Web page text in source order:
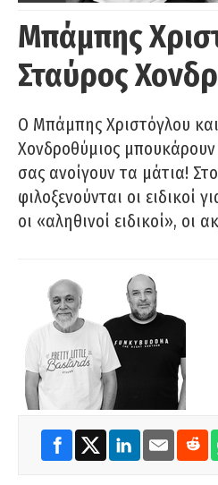
Μπάμπης
Σταύρος
O Μπάμπης Χριστόγλου
Χονδροθύμιος
σας ανοίγουν τα μάτια!
φιλοξενούνται οι ειδικοί
οι «αληθινοί ειδικοί», οι